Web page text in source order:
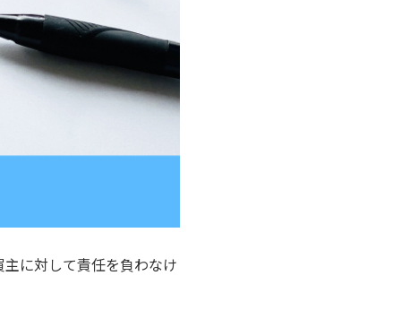
に対して責任を負わなけ